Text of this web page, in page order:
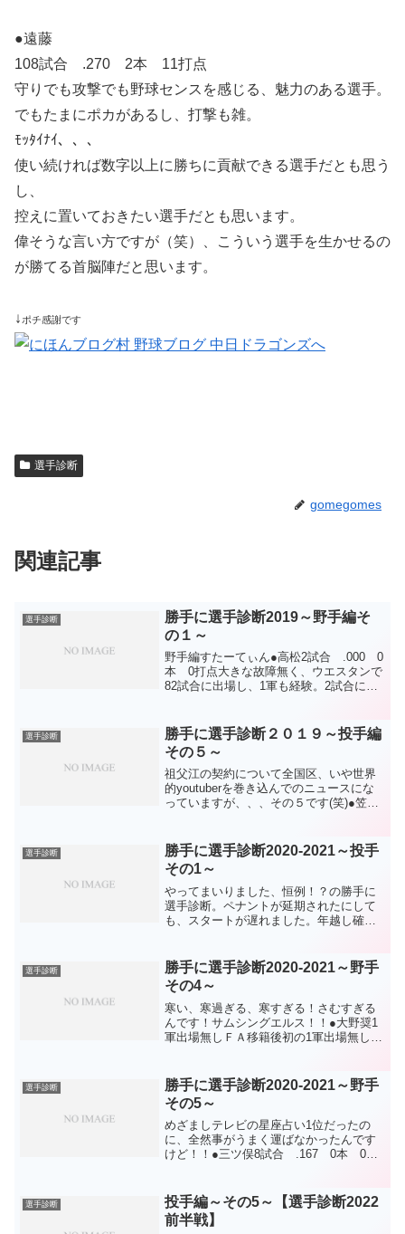
●遠藤
108試合 .270 2本 11打点
守りでも攻撃でも野球センスを感じる、魅力のある選手。
でもたまにポカがあるし、打撃も雑。
ﾓｯﾀｲﾅｲ、、、
使い続ければ数字以上に勝ちに貢献できる選手だとも思う
し、
控えに置いておきたい選手だとも思います。
偉そうな言い方ですが（笑）、こういう選手を生かせるの
が勝てる首脳陣だと思います。
↓ ポチ感謝です
選手診断
gomegomes
関連記事
選手診断
勝手に選手診断2019～野手編そ
の１～
野手編すたーてぃん●高松2試合 .000 0
本 0打点大きな故障無く、ウエスタンで
82試合に出場し、1軍も経験。2試合に代
て盗塁5はショックな数字。盗塁が上手く
ないってこ...
選手診断
勝手に選手診断２０１９～投手編
その５～
祖父江の契約について全国区、いや世界
的youtuberを巻き込んでのニュースにな
っていますが、、、その５です(笑)●笠原
全て。怪我ではないのですが、逆に難し
い...
選手診断
勝手に選手診断2020-2021～投手
その1～
やってまいりました、恒例！？の勝手に
選手診断。ペナントが延期されたにして
も、スタートが遅れました。年越し確定
とダビスタの誘惑に負けそう！（人間失
格）●小笠原4...
選手診断
勝手に選手診断2020-2021～野手
その4～
寒い、寒過ぎる、寒すぎる！さむすぎる
んです！サムシングエルス！！●大野奨1
軍出場無しＦＡ移籍後初の1軍出場無し。
かし、復活できなかったことは残念。そ
れでも経験を買われ試...
選手診断
勝手に選手診断2020-2021～野手
その5～
めざましテレビの星座占い1位だったの
に、全然事がうまく運ばなかったんです
けど！！●三ツ俣8試合 .167 0本 0点
いうだけで生き残っている感じですが、
セカンドショート...
選手診断
投手編～その5～【選手診断2022
前半戦】